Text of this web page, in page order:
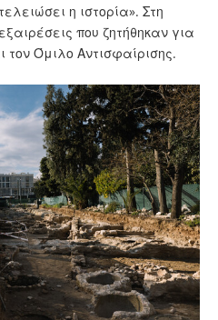
η ιστορία». Στη
που ζητήθηκαν για
τον Όμιλο Αντισφαίρισης.